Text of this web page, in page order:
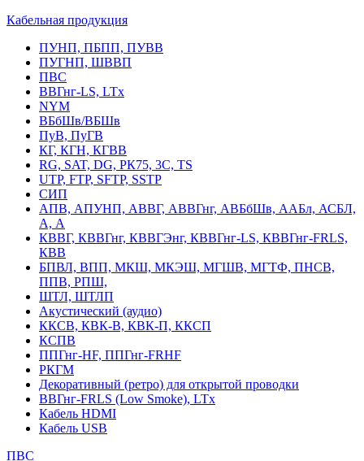
Кабельная продукция
ПУНП, ПБПП, ПУВВ
ПУГНП, ШВВП
ПВС
ВВГнг-LS, LTx
NYM
ВБбШв/ВБШв
ПуВ, ПуГВ
КГ, КГН, КГВВ
RG, SAT, DG, РК75, 3С, TS
UTP, FTP, SFTP, SSTP
СИП
АПВ, АПУНП, АВВГ, АВВГнг, АВБбШв, ААБл, АСБЛ,
А, А
КВВГ, КВВГнг, КВВГЭнг, КВВГнг-LS, КВВГнг-FRLS,
КВВ
БПВЛ, ВПП, МКШ, МКЭШ, МГШВ, МГТФ, ПНСВ,
ППВ, РПШ,
ШТЛ, ШТЛП
Акустический (аудио)
ККСВ, КВК-В, КВК-П, ККСП
КСПВ
ППГнг-HF, ППГнг-FRHF
РКГМ
Декоративный (ретро) для открытой проводки
ВВГнг-FRLS (Low Smoke), LTx
Кабель HDMI
Кабель USB
ПВС